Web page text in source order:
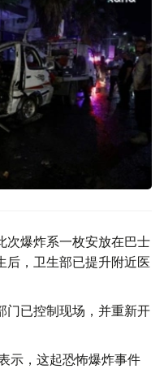
次爆炸系一枚安放在巴士
后，卫生部已提升附近医
门已控制现场，并重新开
示，这起恐怖爆炸事件